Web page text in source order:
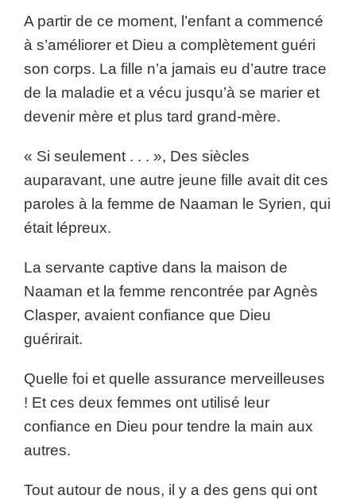
A partir de ce moment, l’enfant a commencé
à s’améliorer et Dieu a complètement guéri
son corps. La fille n’a jamais eu d’autre trace
de la maladie et a vécu jusqu’à se marier et
devenir mère et plus tard grand-mère.
« Si seulement . . . », Des siècles
auparavant, une autre jeune fille avait dit ces
paroles à la femme de Naaman le Syrien, qui
était lépreux.
La servante captive dans la maison de
Naaman et la femme rencontrée par Agnès
Clasper, avaient confiance que Dieu
guérirait.
Quelle foi et quelle assurance merveilleuses
! Et ces deux femmes ont utilisé leur
confiance en Dieu pour tendre la main aux
autres.
Tout autour de nous, il y a des gens qui ont